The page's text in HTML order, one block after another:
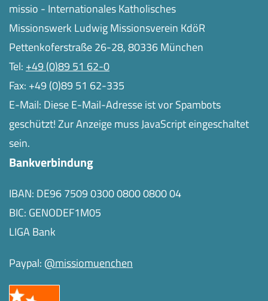
missio - Internationales Katholisches
Missionswerk Ludwig Missionsverein KdöR
Pettenkoferstraße 26-28, 80336 München
Tel: +49 (0)89 51 62-0
Fax: +49 (0)89 51 62-335
E-Mail: Diese E-Mail-Adresse ist vor Spambots
geschützt! Zur Anzeige muss JavaScript eingeschaltet
sein.
Bankverbindung
IBAN: DE96 7509 0300 0800 0800 04
BIC: GENODEF1M05
LIGA Bank
Paypal: @missiomuenchen